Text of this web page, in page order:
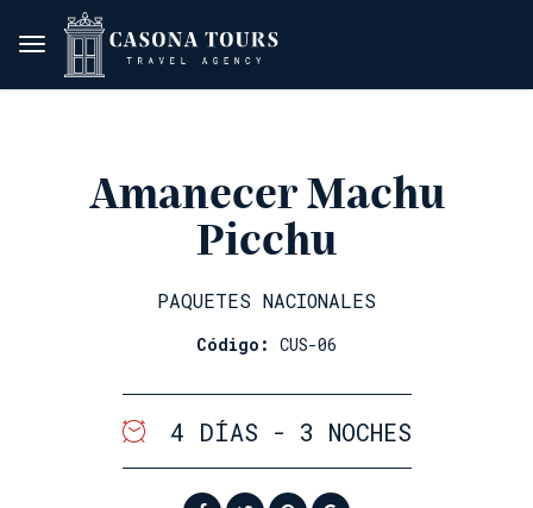
Amanecer Machu
Picchu
PAQUETES NACIONALES
Código: CUS-06
4 DÍAS - 3 NOCHES